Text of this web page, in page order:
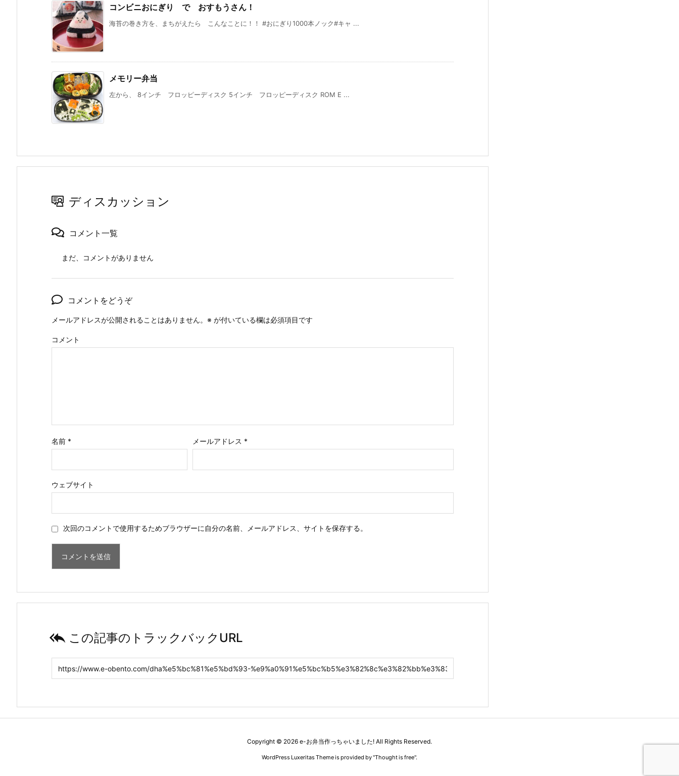
コンビニおにぎり で おすもうさん！
海苔の巻き方を、まちがえたら こんなことに！！ #おにぎり1000本ノック#キャ ...
メモリー弁当
左から、 8インチ フロッピーディスク 5インチ フロッピーディスク ROM E ...
ディスカッション
コメント一覧
まだ、コメントがありません
コメントをどうぞ
メールアドレスが公開されることはありません。 ※ が付いている欄は必須項目です
コメント
名前 * メールアドレス *
ウェブサイト
次回のコメントで使用するためブラウザーに自分の名前、メールアドレス、サイトを保存する。
 この記事のトラックバックURL
Copyright © 2026 e-お弁当作っちゃいました! All Rights Reserved.
WordPress Luxeritas Theme is provided by "Thought is free".